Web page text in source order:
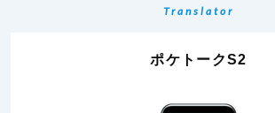
Translator
ポケトークS2